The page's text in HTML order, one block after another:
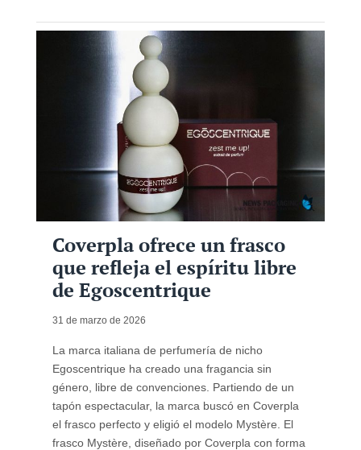
Coverpla ofrece un frasco
que refleja el espíritu libre
de Egoscentrique
31 de marzo de 2026
La marca italiana de perfumería de nicho
Egoscentrique ha creado una fragancia sin
género, libre de convenciones. Partiendo de un
tapón espectacular, la marca buscó en Coverpla
el frasco perfecto y eligió el modelo Mystère. El
frasco Mystère, diseñado por Coverpla con forma